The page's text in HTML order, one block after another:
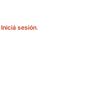
Iniciá sesión.